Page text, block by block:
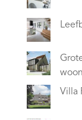
Villa